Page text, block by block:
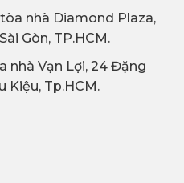
nhà Diamond Plaza,
Gòn, TP.HCM.
nhà Vạn Lợi, 24 Đặng
Kiệu, Tp.HCM.